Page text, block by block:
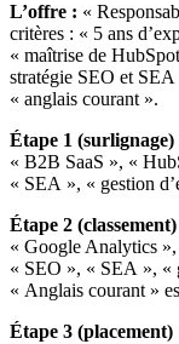
L’offre : «
critères : « 5 ans
« maîtrise de
stratégie SEO et SEA
« anglais courant ».
Étape 1 (surlignage)
« B2B SaaS », «
« SEA », « gestion
Étape 2
« Google Analytics »,
« SEO », « SEA », «
« Anglais courant »
Étape 3 (placement)